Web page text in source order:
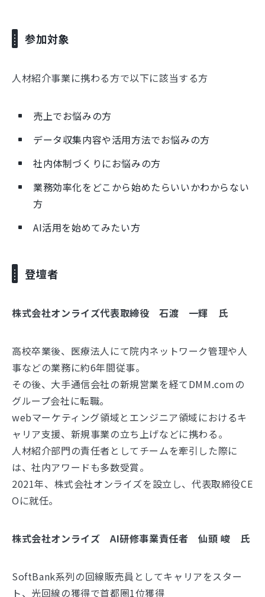
参加対象
人材紹介事業に携わる方で以下に該当する方
売上でお悩みの方
データ収集内容や活用方法でお悩みの方
社内体制づくりにお悩みの方
業務効率化をどこから始めたらいいかわからない
方
AI活用を始めてみたい方
登壇者
株式会社オンライズ代表取締役 石渡 一輝 氏
高校卒業後、医療法人にて院内ネットワーク管理や人
事などの業務に約6年間従事。
その後、大手通信会社の新規営業を経てDMM.comの
グループ会社に転職。
webマーケティング領域とエンジニア領域におけるキ
ャリア支援、新規事業の立ち上げなどに携わる。
人材紹介部門の責任者としてチームを牽引した際に
は、社内アワードも多数受賞。
2021年、株式会社オンライズを設立し、代表取締役CE
Oに就任。
株式会社オンライズ AI研修事業責任者 仙頭 峻 氏
SoftBank系列の回線販売員としてキャリアをスター
ト、光回線の獲得で首都圏1位獲得